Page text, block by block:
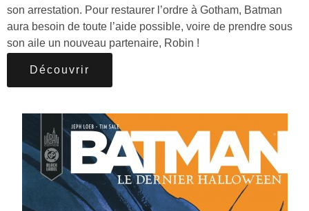
son arrestation. Pour restaurer l’ordre à Gotham, Batman
aura besoin de toute l’aide possible, voire de prendre sous
son aile un nouveau partenaire, Robin !
Découvrir